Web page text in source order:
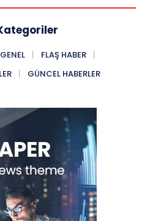
GENEL
FLAŞ HABER
GÜNCEL HABERLER